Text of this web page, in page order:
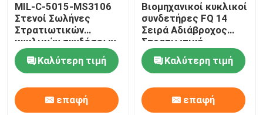
MIL-C-5015-MS3106
Στενοί Σωλήνες
Στρατιωτικών
κυκλικών συνδέσεων
IP68 αδιάβροχο
Καλύτερη τιμή
επαφή
Βιομηχανικοί κυκλικοί
συνδετήρες FQ 14
Σειρά Αδιάβροχος
Στρατιωτική
βιομηχανία
Καλύτερη τιμή
επαφή